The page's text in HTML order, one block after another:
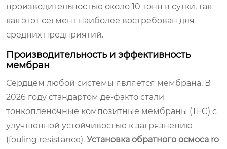
производительностью около 10 тонн в сутки, так
как этот сегмент наиболее востребован для
средних предприятий.
Производительность и эффективность
мембран
Сердцем любой системы является мембрана. В
2026 году стандартом де-факто стали
тонкопленочные композитные мембраны (TFC) с
улучшенной устойчивостью к загрязнению
(fouling resistance). Установка обратного осмоса ro